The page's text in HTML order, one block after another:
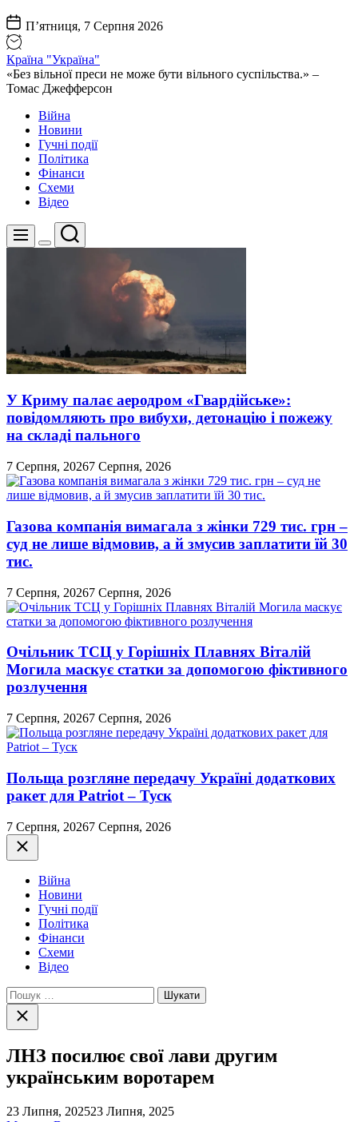
П’ятниця, 7 Серпня 2026
Країна "Україна"
«Без вільної преси не може бути вільного суспільства.» –
Томас Джефферсон
Війна
Новини
Гучні події
Політика
Фінанси
Схеми
Відео
Меню
Перемикач
Пошук
У Криму палає аеродром «Гвардійське»:
повідомляють про вибухи, детонацію і пожежу
на складі пального
7 Серпня, 20267 Серпня, 2026
Газова компанія вимагала з жінки 729 тис. грн –
суд не лише відмовив, а й змусив заплатити їй 30
тис.
7 Серпня, 20267 Серпня, 2026
Очільник ТСЦ у Горішніх Плавнях Віталій
Могила маскує статки за допомогою фіктивного
розлучення
7 Серпня, 20267 Серпня, 2026
Польща розгляне передачу Україні додаткових
ракет для Patriot – Туск
7 Серпня, 20267 Серпня, 2026
Закрити
Війна
Новини
Гучні події
Політика
Фінанси
Схеми
Відео
Пошук:
Закрити
пошук
ЛНЗ посилює свої лави другим
українським воротарем
23 Липня, 202523 Липня, 2025